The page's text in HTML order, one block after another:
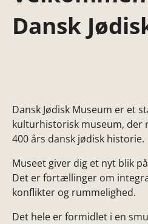
Dansk
Dansk Jødisk Museum er et
kulturhistorisk museum,
400 års dansk jødisk historie.
Museet giver dig et nyt blik
Det er fortællinger om
konflikter og rummelighed.
Det hele er formidlet i en